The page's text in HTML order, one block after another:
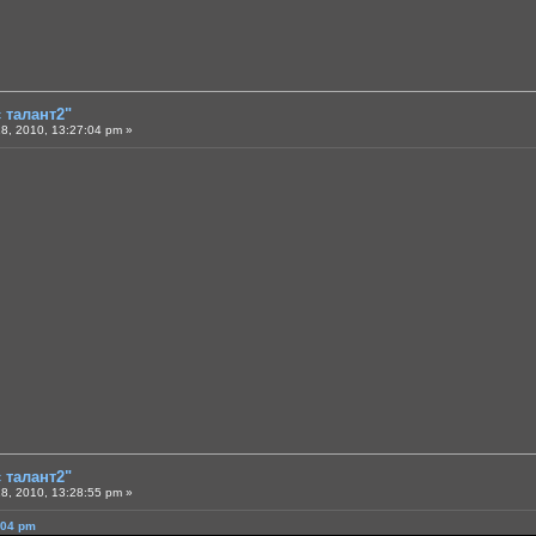
талант2"
2010, 13:27:04 pm »
талант2"
2010, 13:28:55 pm »
pm